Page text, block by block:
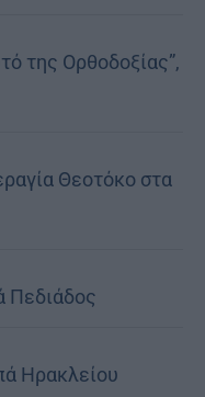
της Ορθοδοξίας”,
Θεοτόκο στα
Πεδιάδος
Ηρακλείου